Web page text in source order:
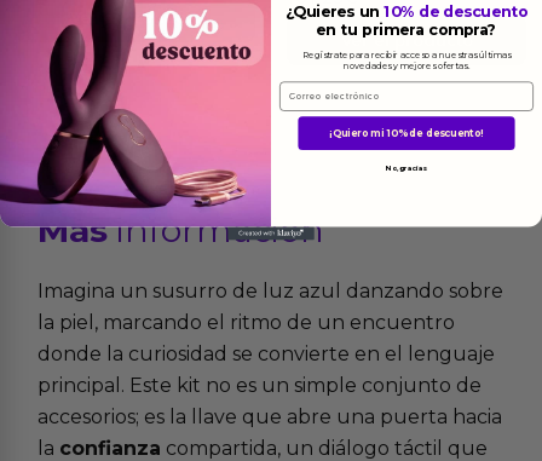
Ver el producto
Ver el producto
Másinformacion
Imagina un susurro de luz azul danzando sobre
la piel, marcando el ritmo de un encuentro
donde la curiosidad se convierte en el lenguaje
principal. Este kit no es un simple conjunto de
accesorios; es la llave que abre una puerta hacia
la confianza compartida, un diálogo táctil que
¿Quieres un10% de descuento
en tu primera compra?
Regístrate para recibir acceso a nuestras últimas
novedades y mejores ofertas.
Email
¡Quiero mi 10% de descuento!
No, gracias